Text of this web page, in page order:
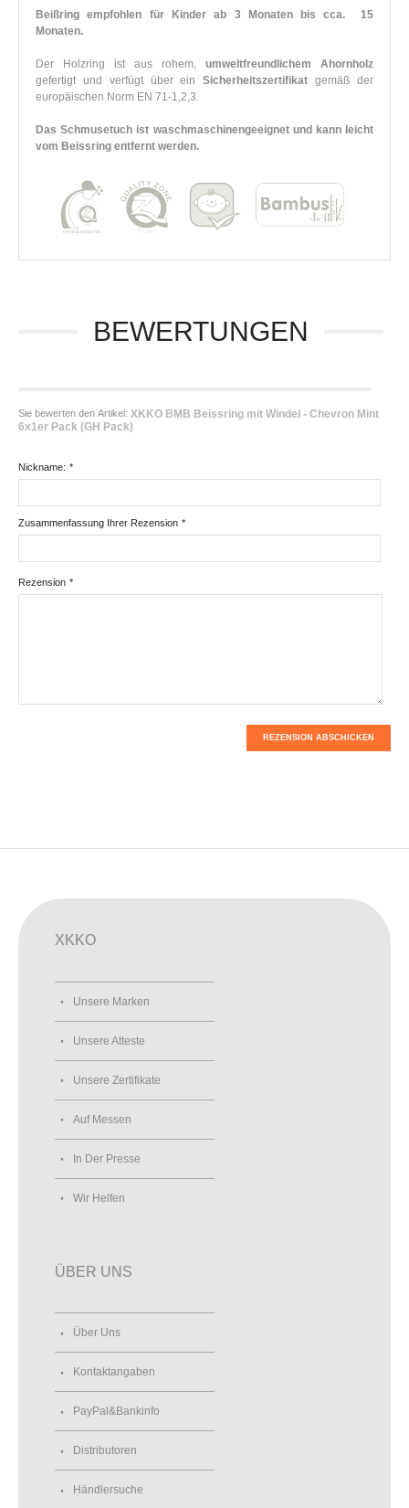
Beißring empfohlen für Kinder ab 3 Monaten bis cca. 15
Monaten.
Der Holzring ist aus rohem, umweltfreundlichem Ahornholz
gefertigt und verfügt über einSicherheitszertifikat gemäß der
europäischen Norm EN 71-1,2,3.
Das Schmusetuch ist waschmaschinengeeignet und kann leicht
vom Beissring entfernt werden.
BEWERTUNGEN
Sie bewerten den Artikel: XKKO BMB Beissring mit Windel - Chevron Mint
6x1er Pack (GH Pack)
*
Nickname:
*
Zusammenfassung Ihrer Rezension
*
Rezension
REZENSION ABSCHICKEN
XKKO
Unsere Marken
Unsere Atteste
Unsere Zertifikate
Auf Messen
In Der Presse
Wir Helfen
ÜBER UNS
Über Uns
Kontaktangaben
PayPal&Bankinfo
Distributoren
Händlersuche